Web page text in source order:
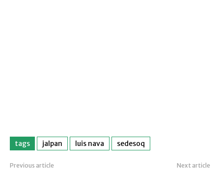
tags jalpan luis nava sedesoq
Previous article Next article